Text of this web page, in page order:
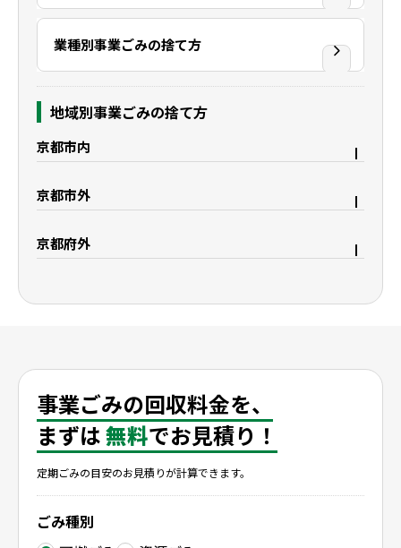
業種別事業ごみの捨て方
地域別事業ごみの捨て方
京都市内
京都市中京区
京都市下京区
京都市西京区
京都市山科区
京都市南区
京都市外
八幡市
城陽市
京都府外
滋賀県大津市
滋賀県栗東市
事業ごみの回収料金を、
まずは無料でお見積り！
定期ごみの目安のお見積りが計算できます。
ごみ種別